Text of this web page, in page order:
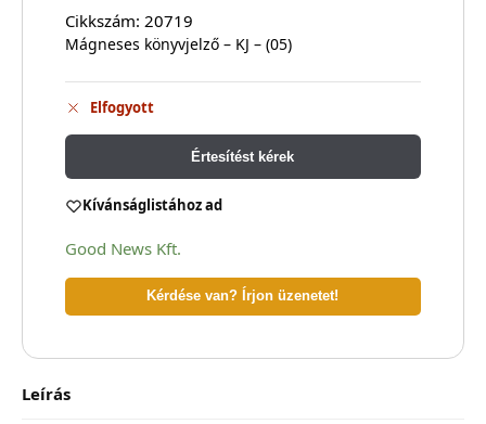
Cikkszám: 20719
Mágneses könyvjelző – KJ – (05)
Elfogyott
Értesítést kérek
Kívánságlistához ad
Good News Kft.
Kérdése van? Írjon üzenetet!
Leírás